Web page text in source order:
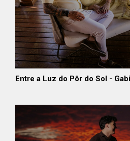
Entre a Luz do Pôr do Sol -